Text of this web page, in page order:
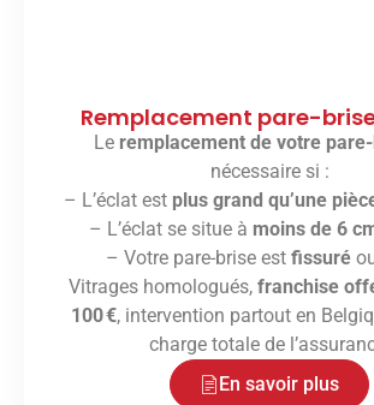
Remplacement pare-
Le remplacement de votre
nécessaire si :
– L’éclat est plus grand qu’une
– L’éclat se situe à moins de 6
– Votre pare-brise est fissuré
Vitrages homologués, franchise
100 €, intervention partout en
charge totale de
En savoir plus